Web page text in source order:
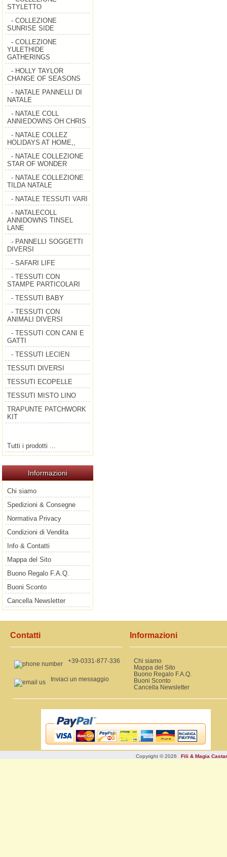
STYLETTO
- COLLEZIONE
SUNRISE SIDE
- COLLEZIONE
YULETHIDE
GATHERINGS
- HOLLY TAYLOR
CHANGE OF SEASONS
- NATALE PANNELLI DI
NATALE
- NATALE COLL
ANNIEDOWNS OH CHRIS
- NATALE COLLEZ
HOLIDAYS AT HOME,,
- NATALE COLLEZIONE
STAR OF WONDER
- NATALE COLLEZIONE
TILDA NATALE
- NATALE TESSUTI VARI
- NATALECOLL
ANNIDOWNS TINSEL
LANE
- PANNELLI SOGGETTI
DIVERSI
- SAFARI LIFE
- TESSUTI CON
STAMPE PARTICOLARI
- TESSUTI BABY
- TESSUTI CON
ANIMALI DIVERSI
- TESSUTI CON CANI E
GATTI
- TESSUTI LECIEN
TESSUTI DIVERSI
TESSUTI ECOPELLE
TESSUTI MISTO LINO
TRAPUNTE PATCHWORK
KIT
Tutti i prodotti ...
Informazioni
Chi siamo
Spedizioni & Consegne
Normativa Privacy
Condizioni di Vendita
Info & Contatti
Mappa del Sito
Buono Regalo F.A.Q.
Buoni Sconto
Cancella Newsletter
Contatti
+39-0331-877-336
Inviaci un messaggio
Informazioni
Chi siamo
Mappa del Sito
Buono Regalo F.A.Q.
Buoni Sconto
Cancella Newsletter
Copyright © 2026 Fili & Magia